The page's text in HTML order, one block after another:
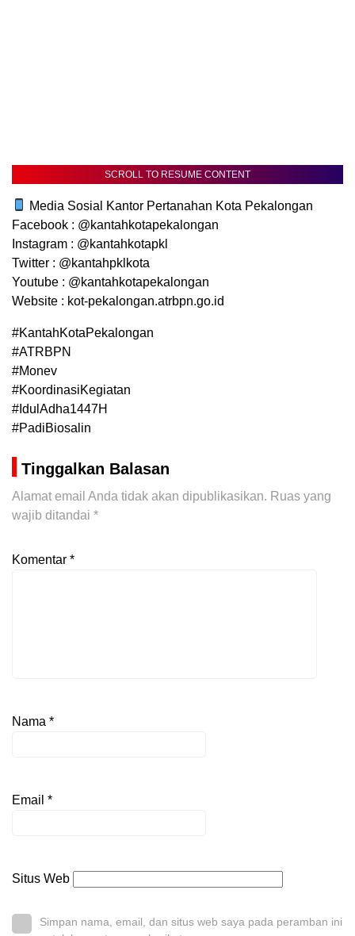
SCROLL TO RESUME CONTENT
Media Sosial Kantor Pertanahan Kota Pekalongan
Facebook : @kantahkotapekalongan
Instagram : @kantahkotapkl
Twitter : @kantahpklkota
Youtube : @kantahkotapekalongan
Website : kot-pekalongan.atrbpn.go.id
#KantahKotaPekalongan
#ATRBPN
#Monev
#KoordinasiKegiatan
#IdulAdha1447H
#PadiBiosalin
Tinggalkan Balasan
Alamat email Anda tidak akan dipublikasikan. Ruas yang
wajib ditandai *
Komentar *
Nama *
Email *
Situs Web
Simpan nama, email, dan situs web saya pada peramban ini